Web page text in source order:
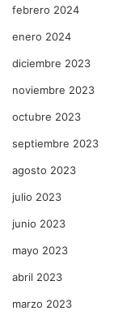
febrero 2024
enero 2024
diciembre 2023
noviembre 2023
octubre 2023
septiembre 2023
agosto 2023
julio 2023
junio 2023
mayo 2023
abril 2023
marzo 2023